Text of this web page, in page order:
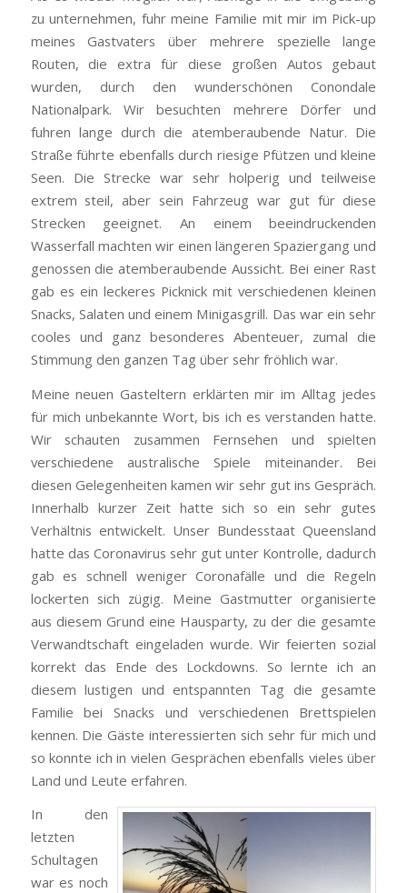
zu unternehmen, fuhr meine Familie mit mir im Pick-up
meines Gastvaters über mehrere spezielle lange
Routen, die extra für diese großen Autos gebaut
wurden, durch den wunderschönen Conondale
Nationalpark. Wir besuchten mehrere Dörfer und
fuhren lange durch die atemberaubende Natur. Die
Straße führte ebenfalls durch riesige Pfützen und kleine
Seen. Die Strecke war sehr holperig und teilweise
extrem steil, aber sein Fahrzeug war gut für diese
Strecken geeignet. An einem beeindruckenden
Wasserfall machten wir einen längeren Spaziergang und
genossen die atemberaubende Aussicht. Bei einer Rast
gab es ein leckeres Picknick mit verschiedenen kleinen
Snacks, Salaten und einem Minigasgrill. Das war ein sehr
cooles und ganz besonderes Abenteuer, zumal die
Stimmung den ganzen Tag über sehr fröhlich war.
Meine neuen Gasteltern erklärten mir im Alltag jedes
für mich unbekannte Wort, bis ich es verstanden hatte.
Wir schauten zusammen Fernsehen und spielten
verschiedene australische Spiele miteinander. Bei
diesen Gelegenheiten kamen wir sehr gut ins Gespräch.
Innerhalb kurzer Zeit hatte sich so ein sehr gutes
Verhältnis entwickelt. Unser Bundesstaat Queensland
hatte das Coronavirus sehr gut unter Kontrolle, dadurch
gab es schnell weniger Coronafälle und die Regeln
lockerten sich zügig. Meine Gastmutter organisierte
aus diesem Grund eine Hausparty, zu der die gesamte
Verwandtschaft eingeladen wurde. Wir feierten sozial
korrekt das Ende des Lockdowns. So lernte ich an
diesem lustigen und entspannten Tag die gesamte
Familie bei Snacks und verschiedenen Brettspielen
kennen. Die Gäste interessierten sich sehr für mich und
so konnte ich in vielen Gesprächen ebenfalls vieles über
Land und Leute erfahren.
In den
letzten
Schultagen
war es noch